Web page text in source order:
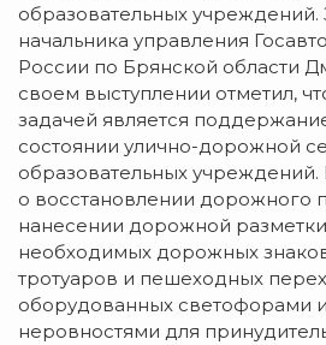
образовательных учреждений.
начальника управления
России по Брянской области
своем выступлении отметил,
задачей является
состоянии улично-дорожной
образовательных учреждений.
о восстановлении дорожного
нанесении дорожной
необходимых дорожных
тротуаров и пешеходных
оборудованных светофорами
неровностями для